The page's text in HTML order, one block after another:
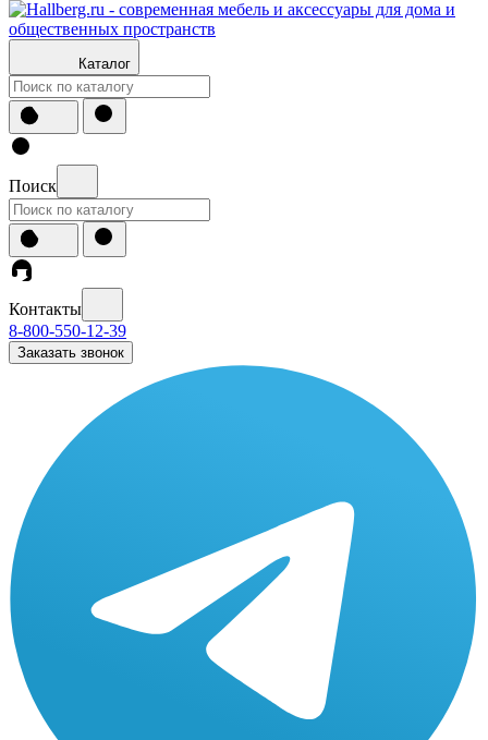
Каталог
Поиск
Контакты
8-800-550-12-39
Заказать звонок